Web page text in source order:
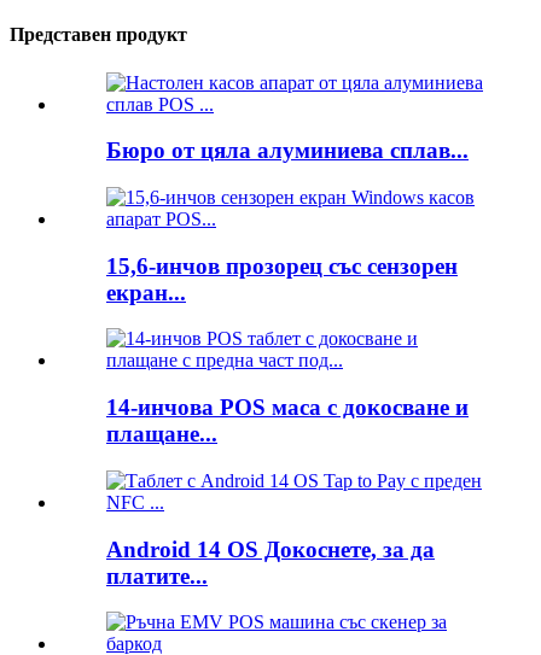
Представен продукт
Бюро от цяла алуминиева сплав...
15,6-инчов прозорец със сензорен
екран...
14-инчова POS маса с докосване и
плащане...
Android 14 OS Докоснете, за да
платите...